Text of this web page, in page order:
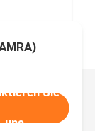
Sie
uns